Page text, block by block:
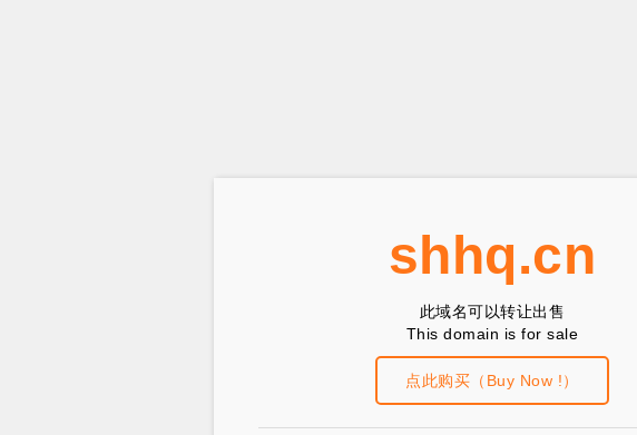
shhq.cn
此域名可以转让出售
This domain is for sale
点此购买（Buy Now !）